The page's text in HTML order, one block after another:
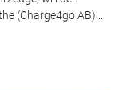
(Charge4go AB)...